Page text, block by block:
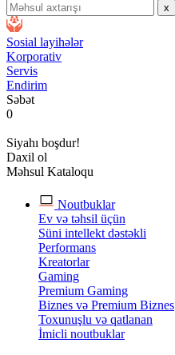
x
Sosial layihələr
Korporativ
Servis
Endirim
Səbət
0
Siyahı boşdur!
Daxil ol
Məhsul Kataloqu
Noutbuklar
Ev və təhsil üçün
Süni intellekt dəstəkli
Performans
Kreatorlar
Gaming
Premium Gaming
Biznes və Premium Biznes
Toxunuşlu və qatlanan
İmicli noutbuklar